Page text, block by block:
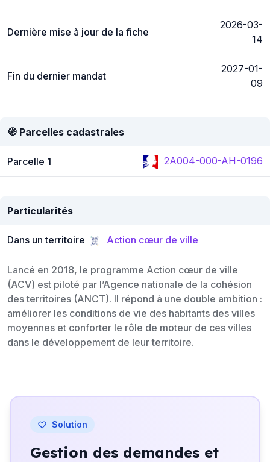
Dernière mise à jour de la fiche
2026-03-
14
Fin du dernier mandat
2027-01-
09
🧭 Parcelles cadastrales
Parcelle 1 2A004-000-AH-0196
Particularités
Dans un territoire Action cœur de ville
Lancé en 2018, le programme Action cœur de ville
(ACV) est piloté par l’Agence nationale de la cohésion
des territoires (ANCT). Il répond à une double ambition :
améliorer les conditions de vie des habitants des villes
moyennes et conforter le rôle de moteur de ces villes
dans le développement de leur territoire.
Solution
Gestion des demandes et